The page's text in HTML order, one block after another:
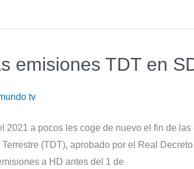
emisiones TDT en
2021 a pocos les coge de nuevo el fin de
(TDT), aprobado por el Real
a HD antes del 1 de